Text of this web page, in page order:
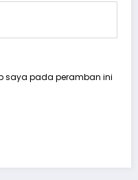
saya pada peramban ini